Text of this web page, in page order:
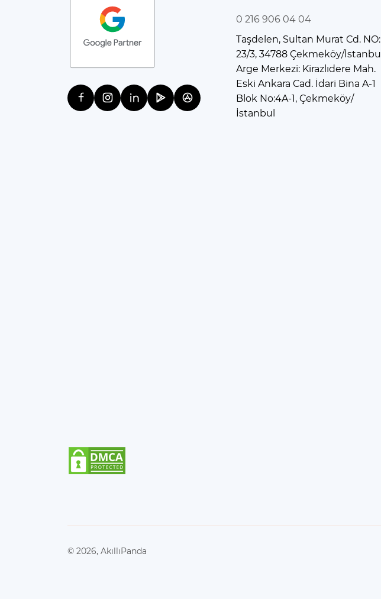
0 216 906 04 04
Taşdelen, Sultan Murat Cd. NO:
23/3, 34788 Çekmeköy/İstanbul
Arge Merkezi: Kirazlıdere Mah.
Eski Ankara Cad. İdari Bina A-1
Blok No:4A-1, Çekmeköy/
İstanbul
© 2026, AkıllıPanda